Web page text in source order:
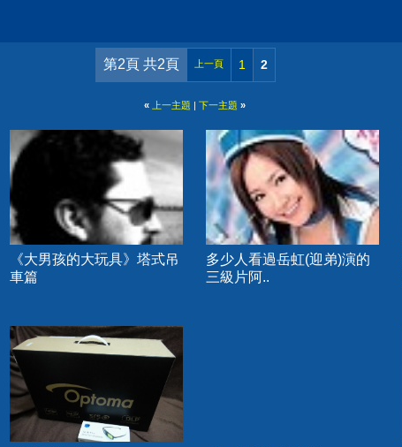
第2頁 共2頁 上一頁 1 2
« 上一主題 | 下一主題 »
《大男孩的大玩具》塔式吊
車篇
多少人看過岳虹(迎弟)演的
三級片阿..